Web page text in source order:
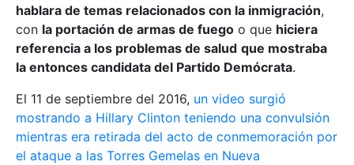
hablara de temas relacionados con la inmigración,
con la portación de armas de fuego o que hiciera
referencia a los problemas de salud que mostraba
la entonces candidata del Partido Demócrata.
El 11 de septiembre del 2016, un video surgió
mostrando a Hillary Clinton teniendo una convulsión
mientras era retirada del acto de conmemoración por
el ataque a las Torres Gemelas en Nueva